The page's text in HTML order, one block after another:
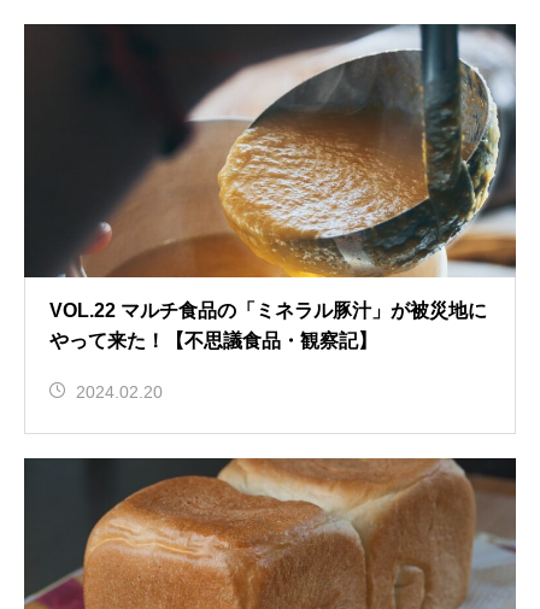
VOL.22 マルチ食品の「ミネラル豚汁」が被災地に
やって来た！【不思議食品・観察記】
2024.02.20